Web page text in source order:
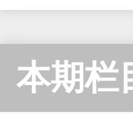
本期栏